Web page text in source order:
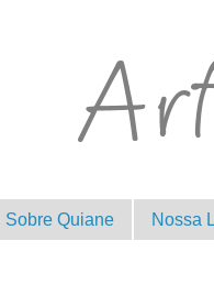
Sobre Quiane Nossa